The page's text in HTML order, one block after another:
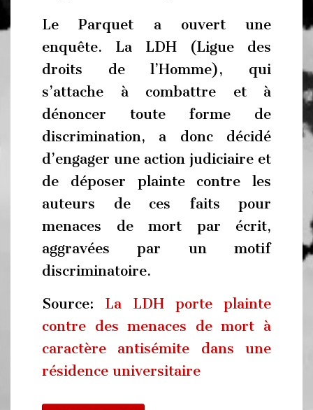
Le Parquet a ouvert une
enquête. La LDH (Ligue des
droits de l’Homme), qui
s’attache à combattre et à
dénoncer toute forme de
discrimination, a donc décidé
d’engager une action judiciaire et
de déposer plainte contre les
auteurs de ces faits pour
menaces de mort par écrit,
aggravées par un motif
discriminatoire.
Source: La LDH porte plainte
contre des menaces de mort à
caractère antisémite dans une
résidence universitaire